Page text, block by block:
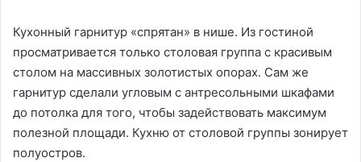
Кухонный гарнитур «спрятан» в нише. Из гостиной
просматривается только столовая группа с красивым
столом на массивных золотистых опорах. Сам же
гарнитур сделали угловым с антресольными шкафами
до потолка для того, чтобы задействовать максимум
полезной площади. Кухню от столовой группы зонирует
полуостров.